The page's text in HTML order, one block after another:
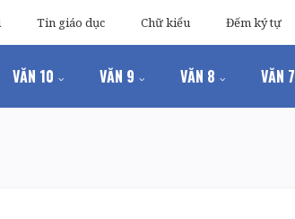
Tin giáo dục Chữ kiểu Đếm ký tự
VĂN 10 VĂN 9 VĂN 8 VĂN 7